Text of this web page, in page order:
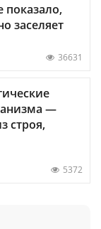
показало,
заселяет
36631
—
строя,
5372